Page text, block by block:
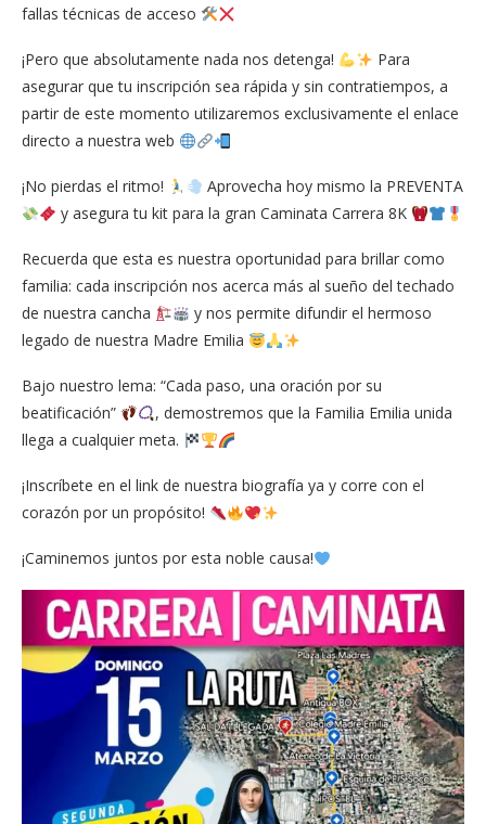
fallas técnicas de acceso
¡Pero que absolutamente nada nos detenga!
Para
asegurar que tu inscripción sea rápida y sin contratiempos, a
partir de este momento utilizaremos exclusivamente el enlace
directo a nuestra web
¡No pierdas el ritmo!
Aprovecha hoy mismo la PREVENTA
y asegura tu kit para la gran Caminata Carrera 8K
Recuerda que esta es nuestra oportunidad para brillar como
familia: cada inscripción nos acerca más al sueño del techado
de nuestra cancha
y nos permite difundir el hermoso
legado de nuestra Madre Emilia
Bajo nuestro lema: “Cada paso, una oración por su
beatificación”
, demostremos que la Familia Emilia unida
llega a cualquier meta.
¡Inscríbete en el link de nuestra biografía ya y corre con el
corazón por un propósito!
¡Caminemos juntos por esta noble causa!